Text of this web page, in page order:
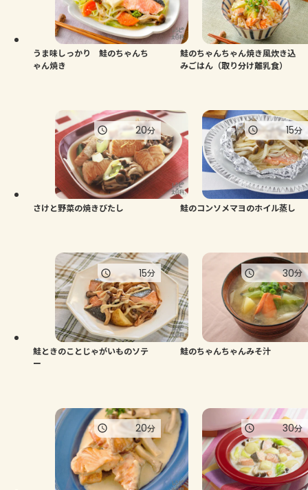
うま味しっかり 鮭のちゃんち
ゃん焼き
鮭のちゃんちゃん焼き風炊き込
みごはん（取り分け離乳食）
さけと野菜の焼きびたし
20分
鮭のコンソメマヨのホイル蒸し
15分
鮭ときのことじゃがいものソテ
ー
15分
鮭のちゃんちゃんみそ汁
30分
20分 30分